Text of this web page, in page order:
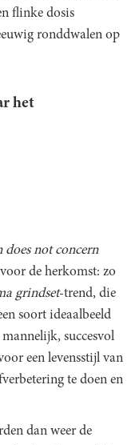
flinke dosis
ronddwalen op
het
does not concern
de herkomst: zo
grindset-trend, die
soort ideaalbeeld
succesvol
een levensstijl van
te doen en
dan weer de